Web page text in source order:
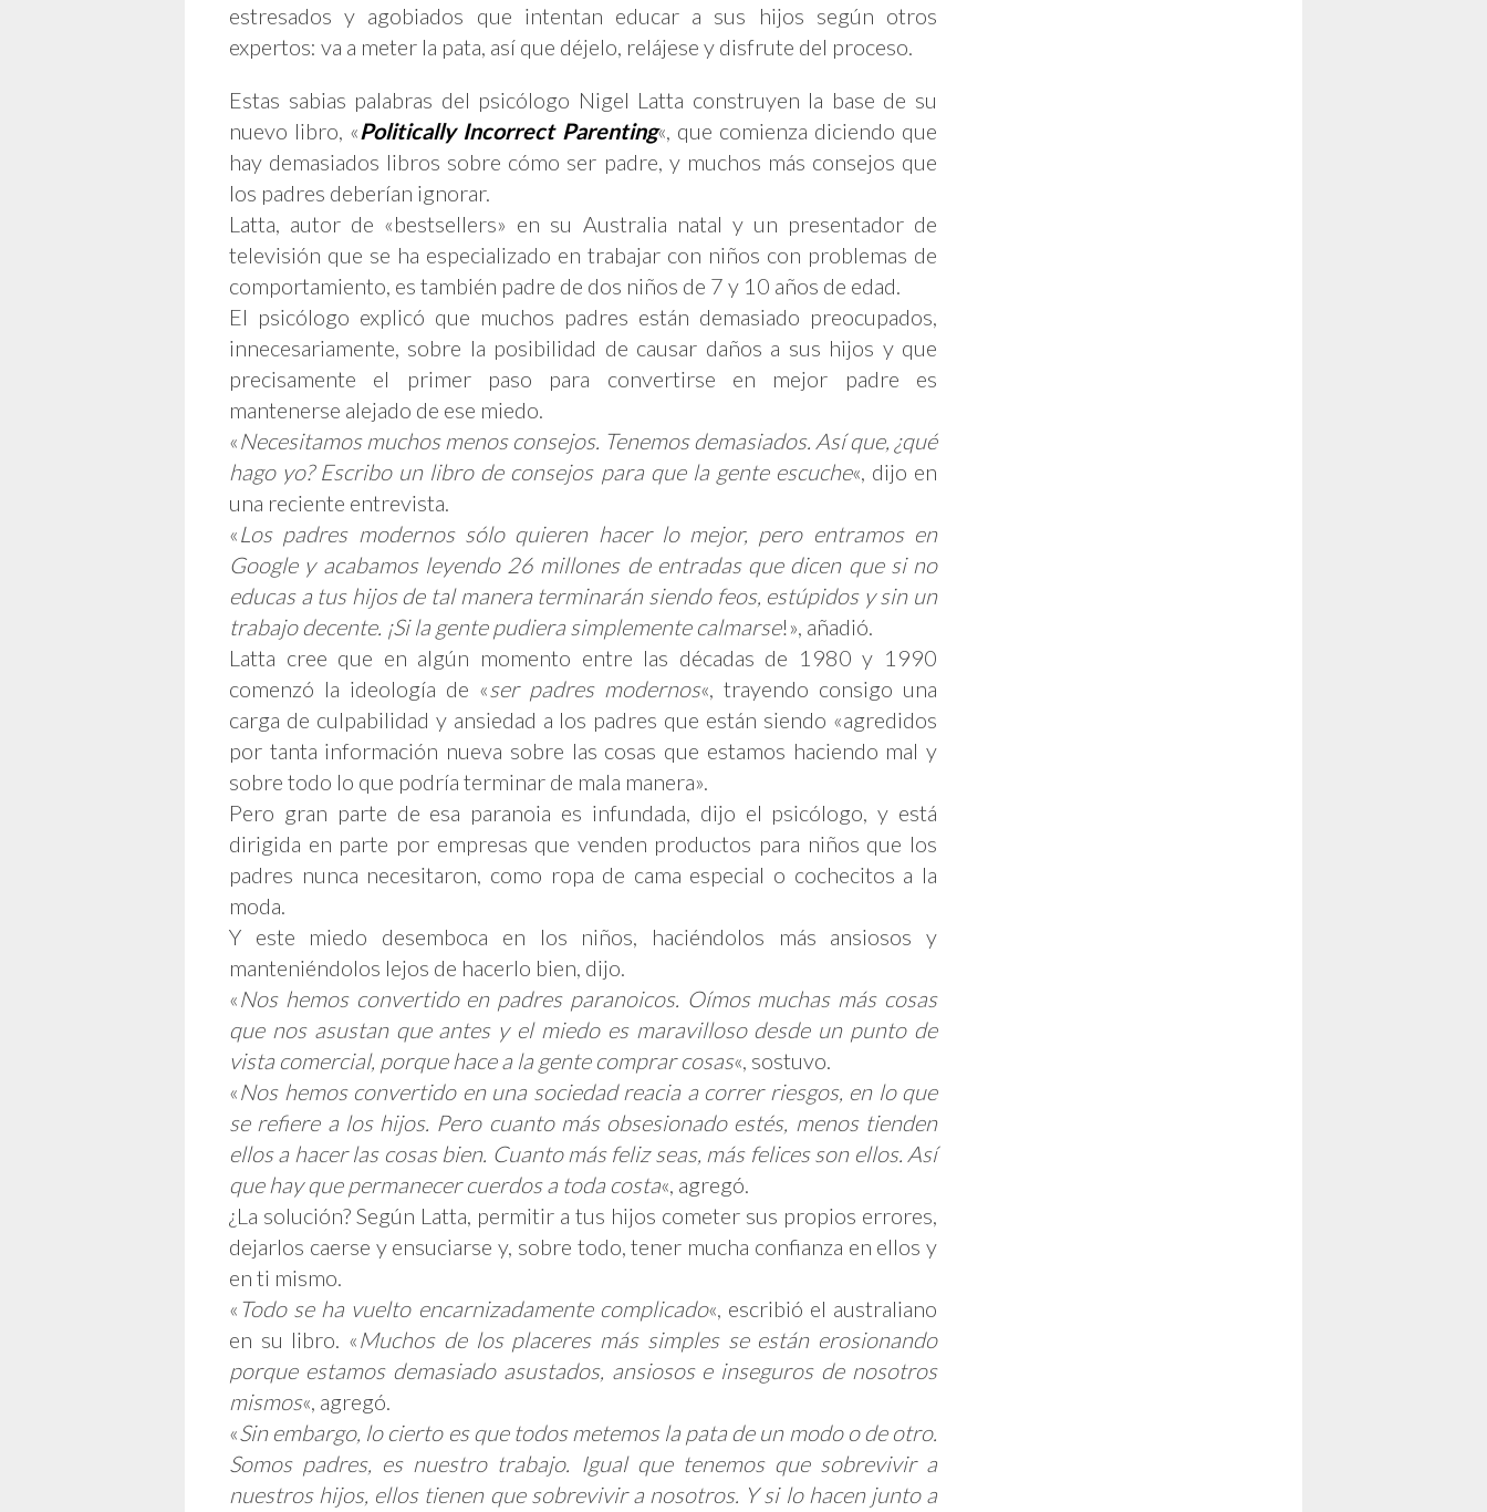
estresados y agobiados que intentan educar a sus hijos según otros
expertos: va a meter la pata, así que déjelo, relájese y disfrute del proceso.
Estas sabias palabras del psicólogo Nigel Latta construyen la base de su
nuevo libro, «Politically Incorrect Parenting«, que comienza diciendo que
hay demasiados libros sobre cómo ser padre, y muchos más consejos que
los padres deberían ignorar.
Latta, autor de «bestsellers» en su Australia natal y un presentador de
televisión que se ha especializado en trabajar con niños con problemas de
comportamiento, es también padre de dos niños de 7 y 10 años de edad.
El psicólogo explicó que muchos padres están demasiado preocupados,
innecesariamente, sobre la posibilidad de causar daños a sus hijos y que
precisamente el primer paso para convertirse en mejor padre es
mantenerse alejado de ese miedo.
«Necesitamos muchos menos consejos. Tenemos demasiados. Así que, ¿qué
hago yo? Escribo un libro de consejos para que la gente escuche«, dijo en
una reciente entrevista.
«Los padres modernos sólo quieren hacer lo mejor, pero entramos en
Google y acabamos leyendo 26 millones de entradas que dicen que si no
educas a tus hijos de tal manera terminarán siendo feos, estúpidos y sin un
trabajo decente. ¡Si la gente pudiera simplemente calmarse!», añadió.
Latta cree que en algún momento entre las décadas de 1980 y 1990
comenzó la ideología de «ser padres modernos«, trayendo consigo una
carga de culpabilidad y ansiedad a los padres que están siendo «agredidos
por tanta información nueva sobre las cosas que estamos haciendo mal y
sobre todo lo que podría terminar de mala manera».
Pero gran parte de esa paranoia es infundada, dijo el psicólogo, y está
dirigida en parte por empresas que venden productos para niños que los
padres nunca necesitaron, como ropa de cama especial o cochecitos a la
moda.
Y este miedo desemboca en los niños, haciéndolos más ansiosos y
manteniéndolos lejos de hacerlo bien, dijo.
«Nos hemos convertido en padres paranoicos. Oímos muchas más cosas
que nos asustan que antes y el miedo es maravilloso desde un punto de
vista comercial, porque hace a la gente comprar cosas«, sostuvo.
«Nos hemos convertido en una sociedad reacia a correr riesgos, en lo que
se refiere a los hijos. Pero cuanto más obsesionado estés, menos tienden
ellos a hacer las cosas bien. Cuanto más feliz seas, más felices son ellos. Así
que hay que permanecer cuerdos a toda costa«, agregó.
¿La solución? Según Latta, permitir a tus hijos cometer sus propios errores,
dejarlos caerse y ensuciarse y, sobre todo, tener mucha confianza en ellos y
en ti mismo.
« Todo se ha vuelto encarnizadamente complicado«, escribió el australiano
en su libro. «Muchos de los placeres más simples se están erosionando
porque estamos demasiado asustados, ansiosos e inseguros de nosotros
mismos«, agregó.
«Sin embargo, lo cierto es que todos metemos la pata de un modo o de otro.
Somos padres, es nuestro trabajo. Igual que tenemos que sobrevivir a
nuestros hijos, ellos tienen que sobrevivir a nosotros. Y si lo hacen junto a